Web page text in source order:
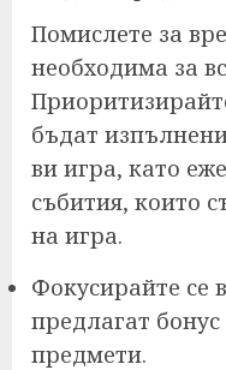
Помислете за
необходима за
бъдат
ви игра, като
събития, които
на игра.
Фокусирайте се
предлагат
предмети.